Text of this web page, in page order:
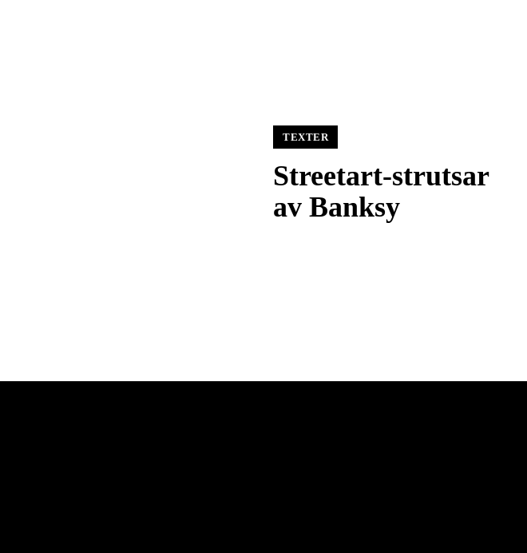
TEXTER
Streetart-strutsar
av Banksy